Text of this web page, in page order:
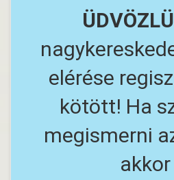
elérése
kötött! Ha
megismerni